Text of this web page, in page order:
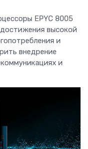
EPYC 8005
высокой
и
внедрение
и